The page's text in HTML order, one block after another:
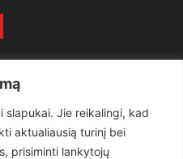
slapukai. Jie reikalingi, kad
aktualiausią turinį bei
prisiminti lankytojų
1497